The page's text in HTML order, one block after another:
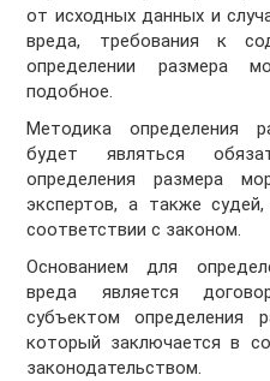
от исходных данных и
вреда, требования к
определении размера
подобное.
Методика определения
будет являться
определения размера
экспертов, а также
соответствии с законом.
Основанием для
вреда является
субъектом определения
который заключается в
законодательством.